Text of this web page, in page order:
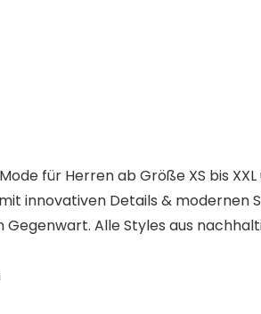
für Herrenab Größe XS bis XXL
innovativen Details & modernen
Alle Styles aus